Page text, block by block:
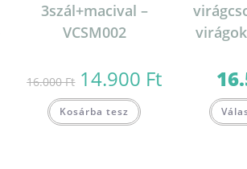
3szál+macival –
VCSM002
16.000Ft
Original
price
was:
16.000 Ft.
14.900 FtCurrent
price
14.900 Ft.
Kosárba tesz